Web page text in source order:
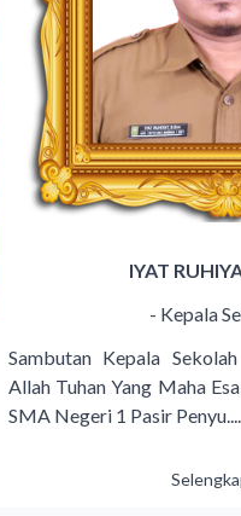
IYAT
- Kepala
Sambutan Kepala
Allah Tuhan Yang Maha
SMA Negeri 1 Pasir Penyu....